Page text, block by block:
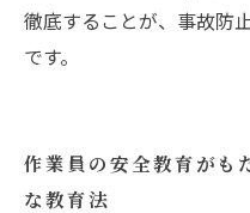
徹底することが、事故防
です。
作業員の安全教育がも
な教育法